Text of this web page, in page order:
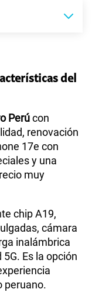
S/ 60.90
Chip Apple A19
del
Perúcon
renovación
17e con
y una
muy
chip A19,
cámara
inalámbrica
Es la opción
peruano.